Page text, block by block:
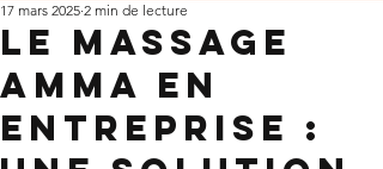
Le Massage
Amma en
Entreprise :
17 mars 2025 2 min de lecture